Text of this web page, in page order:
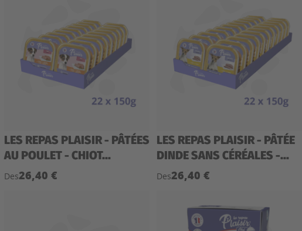
LES REPAS PLAISIR - PÂTÉES
AU POULET - CHIOT...
Des26,40 €
LES REPAS PLAISIR - PÂTÉE
DINDE SANS CÉRÉALES -...
Des26,40 €